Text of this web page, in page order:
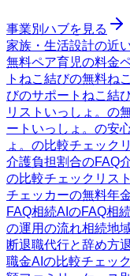
事業別ハブを見る
家族・生活設計の近
無料ペア育児の料金
ト ねこ結びの無料ね
びのサポート ねこ結
リスト いっしょ。の
ート いっしょ。の安
ょ。の比較チェック
介護負担割合のFAQ
の比較チェックリスト
チェッカーの無料年
FAQ相続AIのFAQ相
の運用の流れ相続地
断退職代行と辞め方
職金AIの比較チェッ